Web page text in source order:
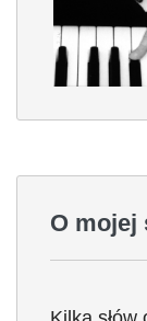
O mojej